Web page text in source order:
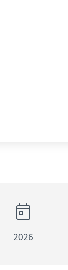
2026